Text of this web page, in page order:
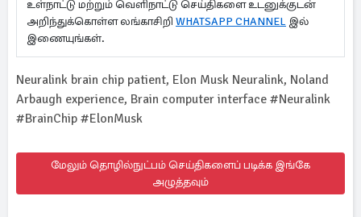
உள்நாட்டு மற்றும் வெளிநாட்டு செய்திகளை உடனுக்குடன்
அறிந்துக்கொள்ள லங்காசிறி WHATSAPP CHANNEL இல்
இணையுங்கள்.
Neuralink brain chip patient, Elon Musk Neuralink, Noland
Arbaugh experience, Brain computer interface #Neuralink
#BrainChip #ElonMusk
மேலும் தொழில்நுட்பம் செய்திகளைப் படிக்க இங்கே
அழுத்தவும்